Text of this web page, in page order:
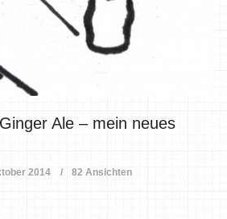
Ale – mein neues
2014 82 Ansichten